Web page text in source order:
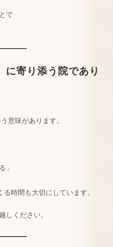
で
に寄り添う院であり
意味があります。
」
時間も大切にしています。
しください。